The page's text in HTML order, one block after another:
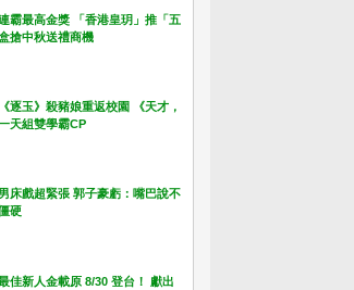
霸最高金獎 「香港皇玥」推「五
搶中秋送禮商機
逐玉》殺豬娘重返校園 《天才，
天組雙學霸CP
床戲超緊張 郭子豪虧：嘴巴說不
硬
佳新人金載原 8/30 登台！ 獻出